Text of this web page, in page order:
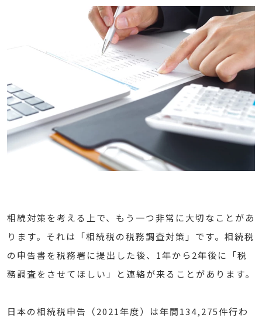
相続対策を考える上で、もう一つ非常に大切なことがあ
ります。それは「相続税の税務調査対策」です。相続税
の申告書を税務署に提出した後、1年から2年後に「税
務調査をさせてほしい」と連絡が来ることがあります。
日本の相続税申告（2021年度）は年間134,275件行わ